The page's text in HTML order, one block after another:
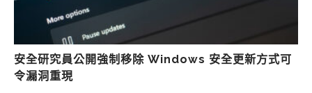
安全研究員公開強制移除 Windows 安全更新方式可
令漏洞重現